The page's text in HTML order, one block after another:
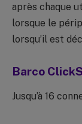
après chaque
lorsque le
lorsqu’il est
Barco
Jusqu’à 16